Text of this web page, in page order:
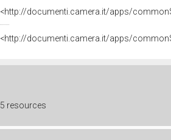
5 resources